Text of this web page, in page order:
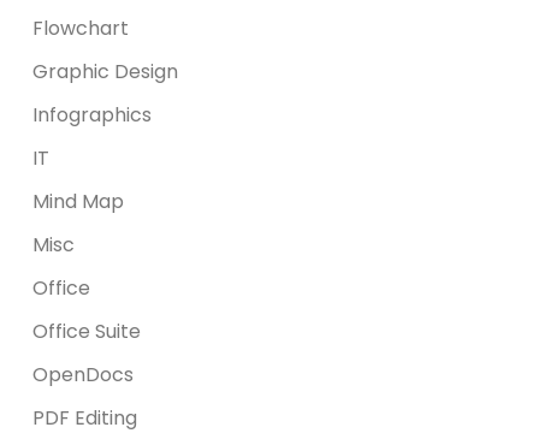
Flowchart
Graphic Design
Infographics
IT
Mind Map
Misc
Office
Office Suite
OpenDocs
PDF Editing